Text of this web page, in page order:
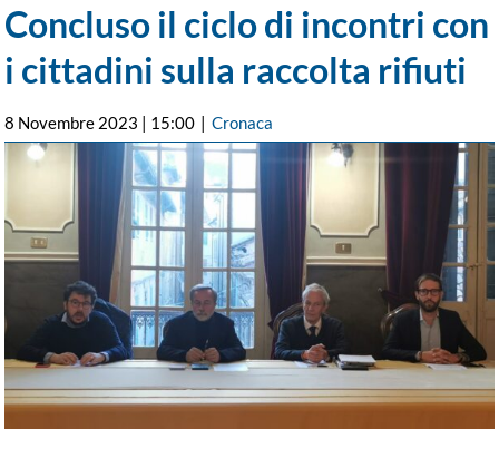
Concluso il ciclo di incontri con
i cittadini sulla raccolta rifiuti
8 Novembre 2023 | 15:00 | Cronaca
Ingrandisci